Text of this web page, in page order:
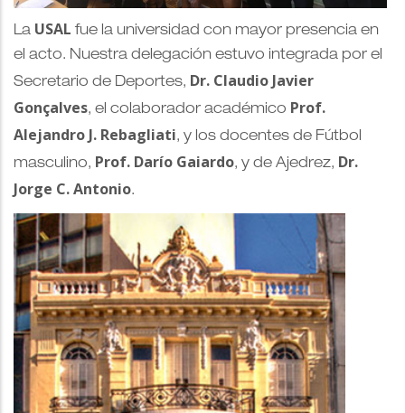
La USAL fue la universidad con mayor presencia en
el acto. Nuestra delegación estuvo integrada por el
Secretario de Deportes, Dr. Claudio Javier
Gonçalves, el colaborador académico Prof.
Alejandro J. Rebagliati, y los docentes de Fútbol
masculino, Prof. Darío Gaiardo, y de Ajedrez, Dr.
Jorge C. Antonio.